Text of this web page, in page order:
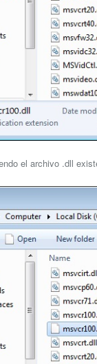
el archivo .dll